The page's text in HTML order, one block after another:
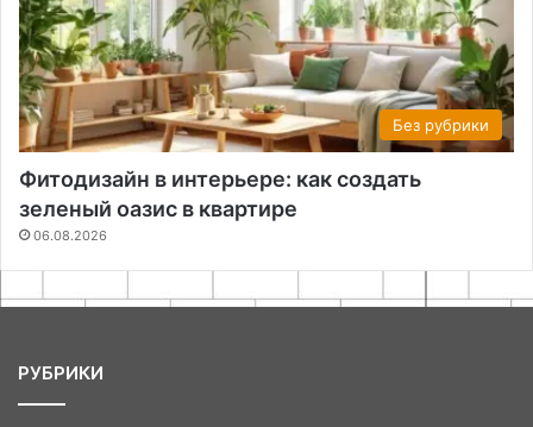
Без рубрики
Фитодизайн в интерьере: как создать
зеленый оазис в квартире
06.08.2026
РУБРИКИ